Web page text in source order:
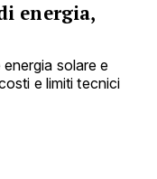
energia,
solare e
e limiti tecnici